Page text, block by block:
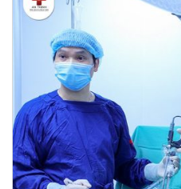
vào từng trường hợp
bệnh mà bác sĩ sẽ
phần hoặc toàn bộ tử
điều trị u xơ triệt để
bằng cách mổ mở